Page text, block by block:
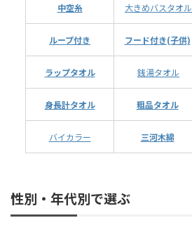
中空糸 大きめバスタオル
ループ付き フード付き(子供)
ラップタオル 銭湯タオル
身長計タオル 粗品タオル
バイカラー 三河木綿
性別・年代別で選ぶ